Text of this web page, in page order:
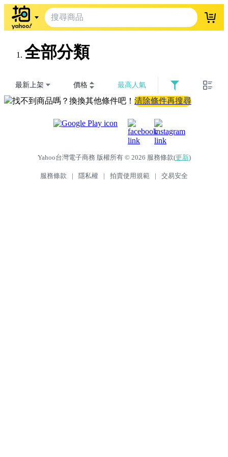
登入
全部分類
最新上架 價格 最高人氣
找不到商品嗎？換換其他條件吧！ 清除條件再搜尋
Yahoo台灣電子商務 版權所有 © 2026 服務條款(更新)
服務條款 | 隱私權 | 拍賣使用規範 | 交易安全